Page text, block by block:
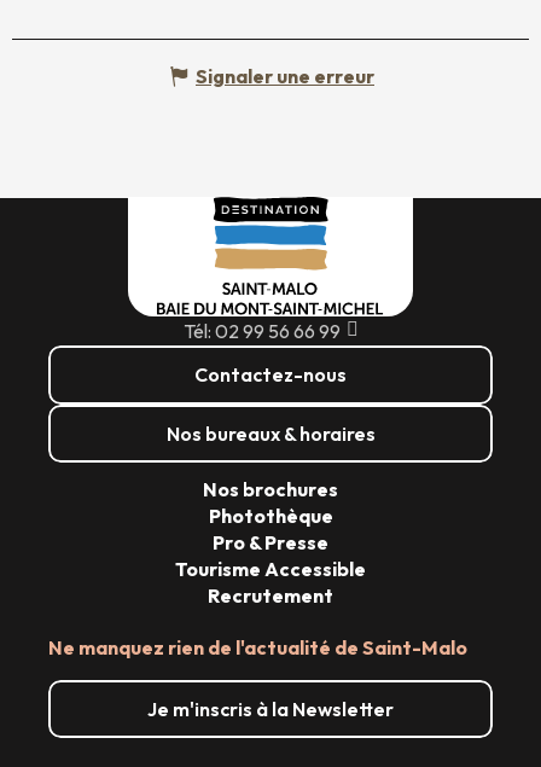
Signaler une erreur
Tél: 02 99 56 66 99
Contactez-nous
Nos bureaux & horaires
Ne manquez rien de l'actualité de Saint-Malo
Je m'inscris à la Newsletter
Nos brochures
Photothèque
Pro & Presse
Tourisme Accessible
Recrutement